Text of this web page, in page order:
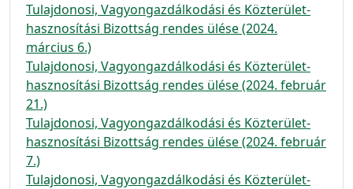
Tulajdonosi, Vagyongazdálkodási és Közterület-
hasznosítási Bizottság rendes ülése (2024.
március 6.)
Tulajdonosi, Vagyongazdálkodási és Közterület-
hasznosítási Bizottság rendes ülése (2024. február
21.)
Tulajdonosi, Vagyongazdálkodási és Közterület-
hasznosítási Bizottság rendes ülése (2024. február
7.)
Tulajdonosi, Vagyongazdálkodási és Közterület-